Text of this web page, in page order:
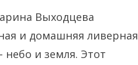
Выходцева
и домашняя ливерная
небо и земля. Этот